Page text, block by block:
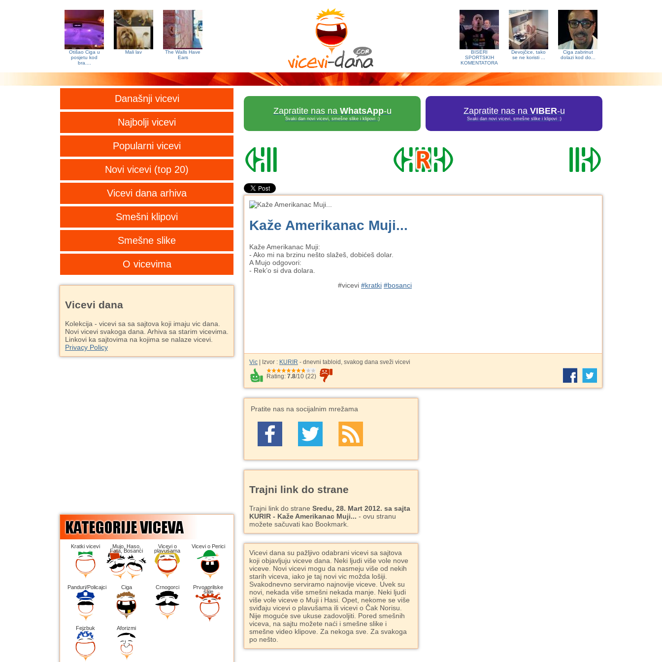
Otišao Ciga u
posjetu kod
bra....
Mali lav
The Walls Have
Ears
Ciga zabrinut
dolazi kod do...
Devojčice, tako
se ne koristi ...
BISERI
SPORTSKIH
KOMENTATORA
Današnji vicevi
Najbolji vicevi
Popularni vicevi
Novi vicevi (top 20)
Vicevi dana arhiva
Smešni klipovi
Smešne slike
O vicevima
Zapratite nas na WhatsApp-u
Svaki dan novi vicevi, smešne slike i klipovi :)
Zapratite nas na VIBER-u
Svaki dan novi vicevi, smešne slike i klipovi :)
Kaže Amerikanac Muji...
Kaže Amerikanac Muji:
- Ako mi na brzinu nešto slažeš, dobićeš dolar.
A Mujo odgovori:
- Rek’o si dva dolara.
#vicevi #kratki #bosanci
Vic | Izvor : KURIR - dnevni tabloid, svakog dana sveži vicevi
Rating: 7.8/10 (22)
Pratite nas na socijalnim mrežama
Trajni link do strane
Trajni link do strane Sredu, 28. Mart 2012. sa sajta
KURIR - Kaže Amerikanac Muji... - ovu stranu
možete sačuvati kao Bookmark.
Vicevi dana su pažljivo odabrani vicevi sa sajtova
koji objavljuju viceve dana. Neki ljudi više vole nove
viceve. Novi vicevi mogu da nasmeju više od nekih
starih viceva, iako je taj novi vic možda lošiji.
Svakodnevno serviramo najnovije viceve. Uvek su
novi, nekada više smešni nekada manje. Neki ljudi
više vole viceve o Muji i Hasi. Opet, nekome se više
sviđaju vicevi o plavušama ili vicevi o Čak Norisu.
Nije moguće sve ukuse zadovoljiti. Pored smešnih
viceva, na sajtu možete naći i smešne slike i
smešne video klipove. Za nekoga sve. Za svakoga
po nešto.
Vicevi dana
Kolekcija - vicevi sa sa sajtova koji imaju vic dana.
Novi vicevi svakoga dana. Arhiva sa starim vicevima.
Linkovi ka sajtovima na kojima se nalaze vicevi.
Privacy Policy
Kratki vicevi Mujo, Haso,
Fata, Bosanci
Vicevi o
plavušama
Vicevi o Perici
Panduri/Policajci Ciga Crnogorci Prvoaprilske
šale
Fejzbuk Aforizmi